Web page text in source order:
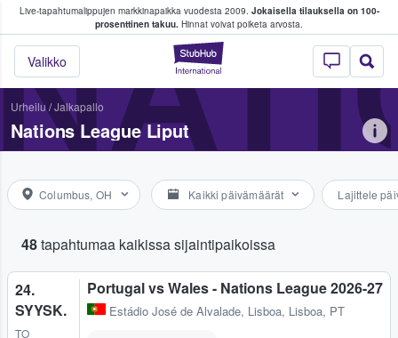
Live-tapahtumalippujen markkinapaikka vuodesta 2009. Jokaisella tilauksella on 100-
prosenttinen takuu. Hinnat voivat poiketa arvosta.
StubHub -
Valikko
fanit ostavat ja myyvät lippuja
Urheilu/Jalkapallo
Nations League Liput
Columbus, OH Kaikki päivämäärät Lajittele
48tapahtumaa kaikissa sijaintipaikoissa
24.
SYYSK.
TO
Portugal vs Wales - Nations League 2026-27
Estádio José de Alvalade, Lisboa, Lisboa, PT